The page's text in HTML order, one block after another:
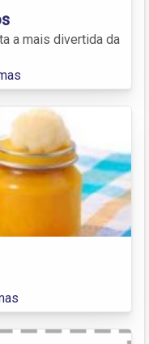
a mais divertida da